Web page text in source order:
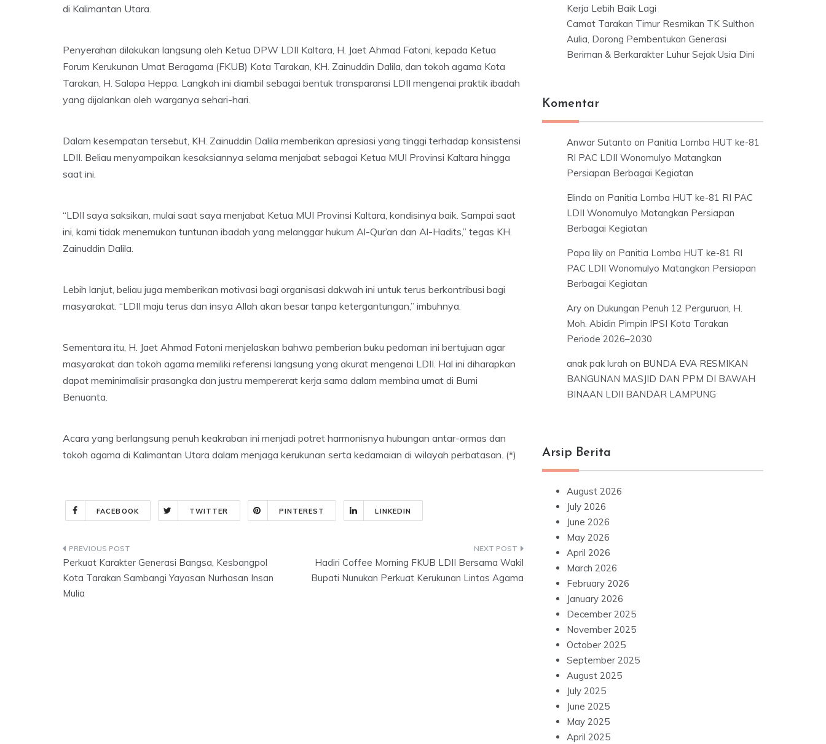
di Kalimantan Utara.
Penyerahan dilakukan langsung oleh Ketua DPW LDII Kaltara, H. Jaet Ahmad Fatoni, kepada Ketua
Forum Kerukunan Umat Beragama (FKUB) Kota Tarakan, KH. Zainuddin Dalila, dan tokoh agama Kota
Tarakan, H. Salapa Heppa. Langkah ini diambil sebagai bentuk transparansi LDII mengenai praktik ibadah
yang dijalankan oleh warganya sehari-hari.
Dalam kesempatan tersebut, KH. Zainuddin Dalila memberikan apresiasi yang tinggi terhadap konsistensi
LDII. Beliau menyampaikan kesaksiannya selama menjabat sebagai Ketua MUI Provinsi Kaltara hingga
saat ini.
“LDII saya saksikan, mulai saat saya menjabat Ketua MUI Provinsi Kaltara, kondisinya baik. Sampai saat
ini, kami tidak menemukan tuntunan ibadah yang melanggar hukum Al-Qur’an dan Al-Hadits,” tegas KH.
Zainuddin Dalila.
Lebih lanjut, beliau juga memberikan motivasi bagi organisasi dakwah ini untuk terus berkontribusi bagi
masyarakat. “LDII maju terus dan insya Allah akan besar tanpa ketergantungan,” imbuhnya.
Sementara itu, H. Jaet Ahmad Fatoni menjelaskan bahwa pemberian buku pedoman ini bertujuan agar
masyarakat dan tokoh agama memiliki referensi langsung yang akurat mengenai LDII. Hal ini diharapkan
dapat meminimalisir prasangka dan justru mempererat kerja sama dalam membina umat di Bumi
Benuanta.
Acara yang berlangsung penuh keakraban ini menjadi potret harmonisnya hubungan antar-ormas dan
tokoh agama di Kalimantan Utara dalam menjaga kerukunan serta kedamaian di wilayah perbatasan. (*)
FACEBOOK TWITTER PINTEREST LINKEDIN
Post
navigation
Perkuat Karakter Generasi Bangsa, Kesbangpol
Kota Tarakan Sambangi Yayasan Nurhasan Insan
Mulia
Hadiri Coffee Morning FKUB LDII Bersama Wakil
Bupati Nunukan Perkuat Kerukunan Lintas Agama
Kerja Lebih Baik Lagi
Camat Tarakan Timur Resmikan TK Sulthon
Aulia, Dorong Pembentukan Generasi
Beriman & Berkarakter Luhur Sejak Usia Dini
Komentar
Anwar Sutanto on Panitia Lomba HUT ke-81
RI PAC LDII Wonomulyo Matangkan
Persiapan Berbagai Kegiatan
Elinda on Panitia Lomba HUT ke-81 RI PAC
LDII Wonomulyo Matangkan Persiapan
Berbagai Kegiatan
Papa lily on Panitia Lomba HUT ke-81 RI
PAC LDII Wonomulyo Matangkan Persiapan
Berbagai Kegiatan
Ary on Dukungan Penuh 12 Perguruan, H.
Moh. Abidin Pimpin IPSI Kota Tarakan
Periode 2026–2030
anak pak lurah on BUNDA EVA RESMIKAN
BANGUNAN MASJID DAN PPM DI BAWAH
BINAAN LDII BANDAR LAMPUNG
Arsip Berita
August 2026
July 2026
June 2026
May 2026
April 2026
March 2026
February 2026
January 2026
December 2025
November 2025
October 2025
September 2025
August 2025
July 2025
June 2025
May 2025
April 2025